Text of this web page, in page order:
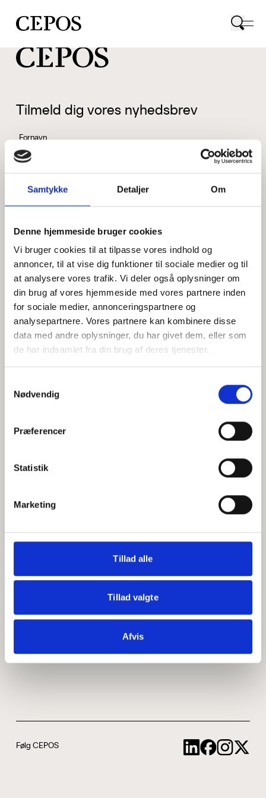
Samtykke Detaljer Om
Denne hjemmeside bruger cookies
Vi bruger cookies til at tilpasse vores indhold og
annoncer, til at vise dig funktioner til sociale medier og til
at analysere vores trafik. Vi deler også oplysninger om
din brug af vores hjemmeside med vores partnere inden
for sociale medier, annonceringspartnere og
analysepartnere. Vores partnere kan kombinere disse
data med andre oplysninger, du har givet dem, eller som
de har indsamlet fra din brug af deres tjenester.
Nødvendig
Præferencer
Statistik
Marketing
Tillad alle
Tillad valgte
Afvis
CEPOS logo
Tilmeld dig vores nyhedsbrev
Fornavn
Efternavn
Jeg accepterer behandlingen af mine personoplysninger i
henhold tilprivatlivspolitikken
Hvem er CEPOS
Medarbejdere
ABCepos
Podcast
Følg CEPOS